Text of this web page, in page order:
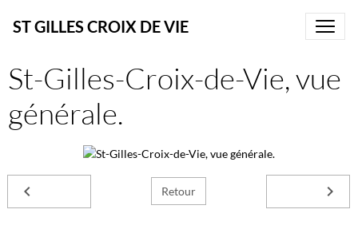
ST GILLES CROIX DE VIE
St-Gilles-Croix-de-Vie, vue
générale.
Retour